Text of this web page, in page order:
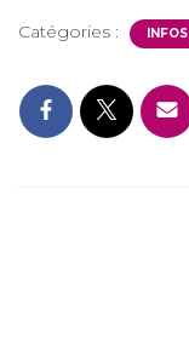
Catégories : INFOS